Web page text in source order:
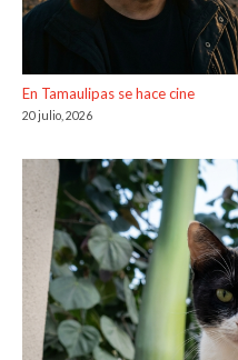
En Tamaulipas se hace cine
20 julio, 2026